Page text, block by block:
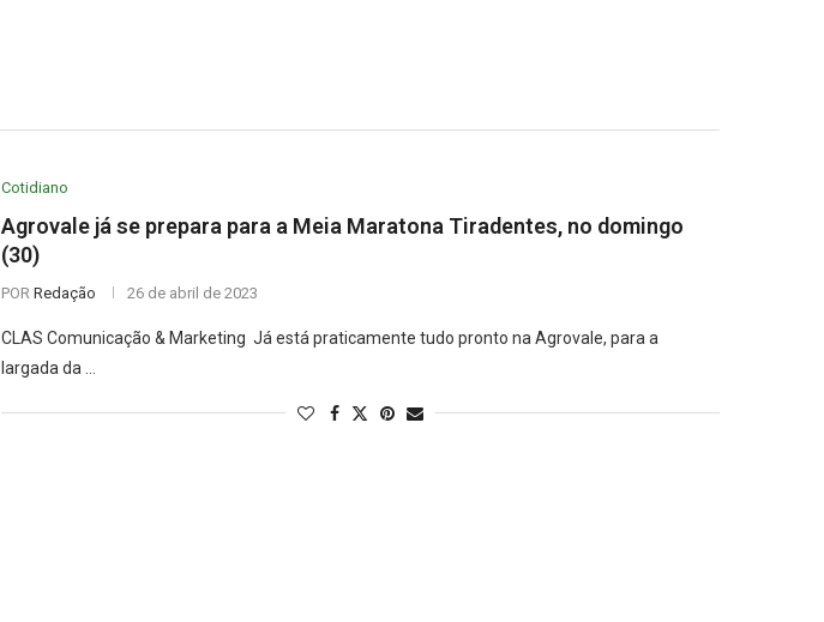
Cotidiano
Agrovale já se prepara para a Meia Maratona Tiradentes, no domingo
(30)
PORRedação 26 de abril de 2023
CLAS Comunicação & Marketing Já está praticamente tudo pronto na Agrovale, para a
largada da …